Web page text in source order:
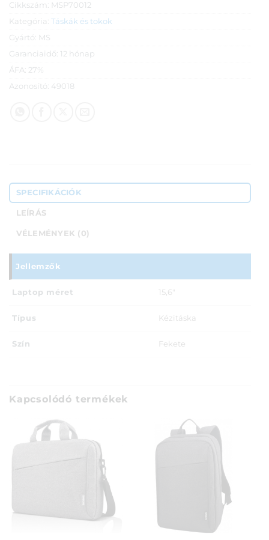
Cikkszám: MSP70012
Kategória: Táskák és tokok
Gyártó: MS
Garanciaidő: 12 hónap
ÁFA: 27%
Azonosító: 49018
SPECIFIKÁCIÓK
LEÍRÁS
VÉLEMÉNYEK (0)
Jellemzők
Laptop méret 15,6"
Típus Kézitáska
Szín Fekete
Kapcsolódó termékek